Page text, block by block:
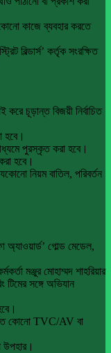
কাজে ব্যবহার করতে
বিল্ডার্স’ কর্তৃক সংরক্ষিত
করে চূড়ান্ত বিজয়ী নির্বাচিত
হবে।
পুরস্কৃত করা হবে।
হবে।
নিয়ম বাতিল, পরিবর্তন
গোল্ড মেডেল,
মঞ্জুর মোহাম্মদ শাহরিয়ার
সঙ্গে অভিযান
কোনো TVC/AV বা
উপহার।